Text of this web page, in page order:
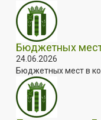
Бюджетных мест
24.06.2026
Бюджетных мест в